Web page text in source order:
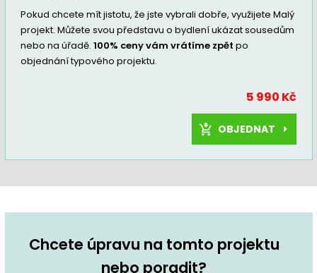
Pokud chcete mít jistotu, že jste vybrali dobře, využijete Malý
projekt. Můžete svou představu o bydlení ukázat sousedům
nebo na úřadě.100% ceny vám vrátíme zpět po
objednání typového projektu.
5 990 Kč
OBJEDNAT
Chcete úpravu na tomto projektu
nebo poradit?